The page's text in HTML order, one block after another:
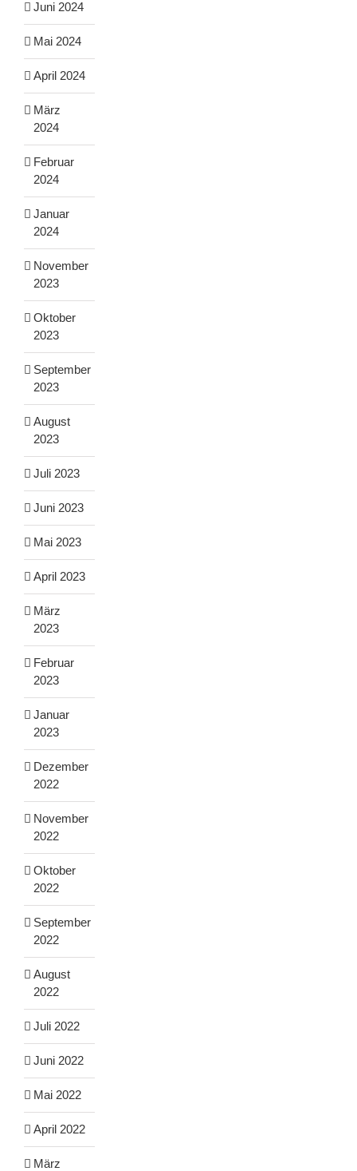
Juni 2024
Mai 2024
April 2024
März
2024
Februar
2024
Januar
2024
November
2023
Oktober
2023
September
2023
August
2023
Juli 2023
Juni 2023
Mai 2023
April 2023
März
2023
Februar
2023
Januar
2023
Dezember
2022
November
2022
Oktober
2022
September
2022
August
2022
Juli 2022
Juni 2022
Mai 2022
April 2022
März